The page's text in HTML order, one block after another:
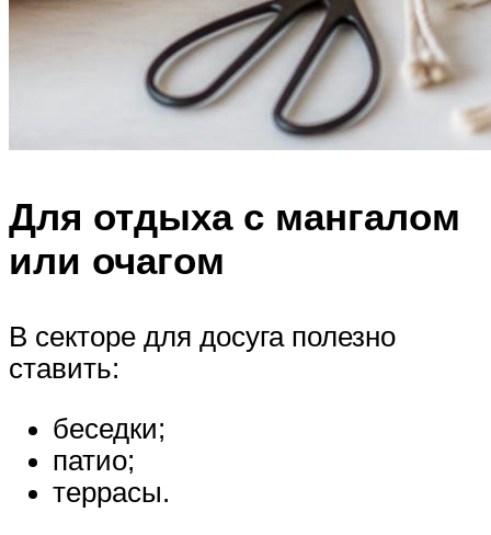
Для отдыха с мангалом
или очагом
В секторе для досуга полезно
ставить:
беседки;
патио;
террасы.